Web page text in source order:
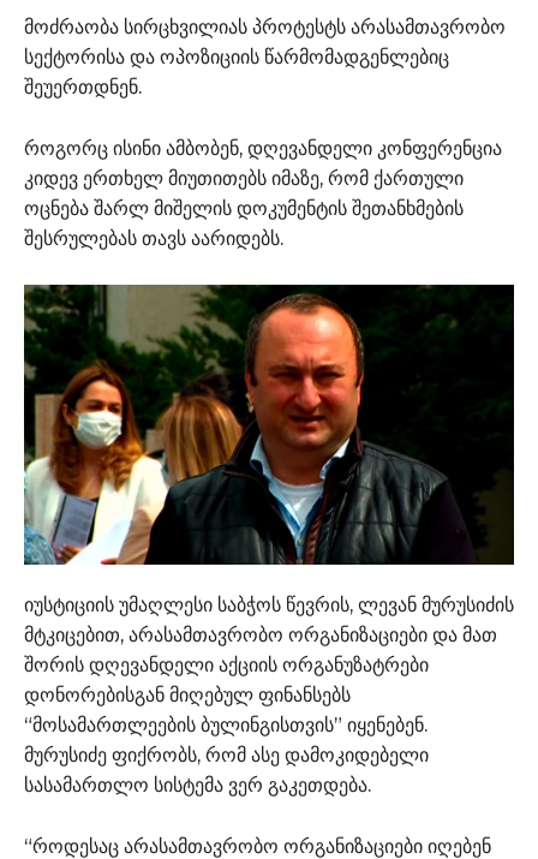
მოძრაობა სირცხვილიას პროტესტს არასამთავრობო
სექტორისა და ოპოზიციის წარმომადგენლებიც
შეუერთდნენ.
როგორც ისინი ამბობენ, დღევანდელი კონფერენცია
კიდევ ერთხელ მიუთითებს იმაზე, რომ ქართული
ოცნება შარლ მიშელის დოკუმენტის შეთანხმების
შესრულებას თავს აარიდებს.
იუსტიციის უმაღლესი საბჭოს წევრის, ლევან მურუსიძის
მტკიცებით, არასამთავრობო ორგანიზაციები და მათ
შორის დღევანდელი აქციის ორგანუზატრები
დონორებისგან მიღებულ ფინანსებს
“მოსამართლეების ბულინგისთვის” იყენებენ.
მურუსიძე ფიქრობს, რომ ასე დამოკიდებელი
სასამართლო სისტემა ვერ გაკეთდება.
“როდესაც არასამთავრობო ორგანიზაციები იღებენ